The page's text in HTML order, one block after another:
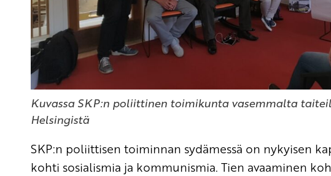
Kuvassa SKP:n poliittinen toimikunta vasemmalta
Helsingistä
SKP:n poliittisen toiminnan sydämessä on nykyisen
kohti sosialismia ja kommunismia. Tien avaaminen